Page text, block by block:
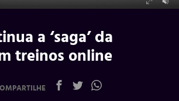
a ‘saga’ da
treinos online